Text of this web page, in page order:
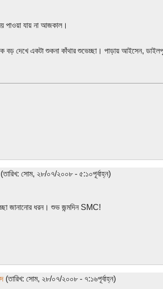
পাওয়া যায় না আজকাল।
বড় দেখে একটা শুকনা কাঁথার শুভেচ্ছা। পাড়ায় আইসেন,
সোম, ২৮/০৭/২০০৮ - ৫:১০পূর্বাহ্ন)
জানানোর ধরন। শুভ জন্মদিন SMC!
(তারিখ: সোম, ২৮/০৭/২০০৮ - ৭:১৬পূর্বাহ্ন)